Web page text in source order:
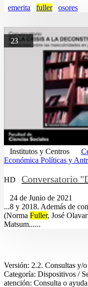
emerita fuller osores
23
Institutos y Centros
Económica Políticas y
HD Conversatorio
24 de Junio de 2021
...8 y 2018. Además de
(Norma Fuller, José
Matsum......
Versión: 2.2. Consultas y/o
Categoría: Dispositivos /
atención: Consulta o